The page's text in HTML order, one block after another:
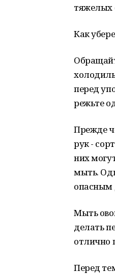
тяжелых
Как
перед
режьте
Прежде
рук -
них
мыть.
опасным
Мыть
делать
отлично
Перед